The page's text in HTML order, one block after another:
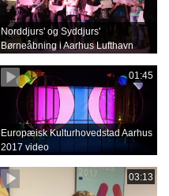
Norddjurs' og Syddjurs'
Børneåbning i Aarhus Lufthavn
01:45
Europæisk Kulturhovedstad Aarhus
2017 video
03:13